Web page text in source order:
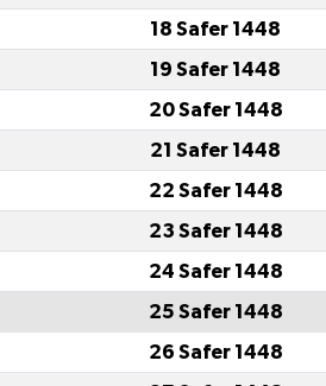
18 Safer 1448
19 Safer 1448
20 Safer 1448
21 Safer 1448
22 Safer 1448
23 Safer 1448
24 Safer 1448
25 Safer 1448
26 Safer 1448